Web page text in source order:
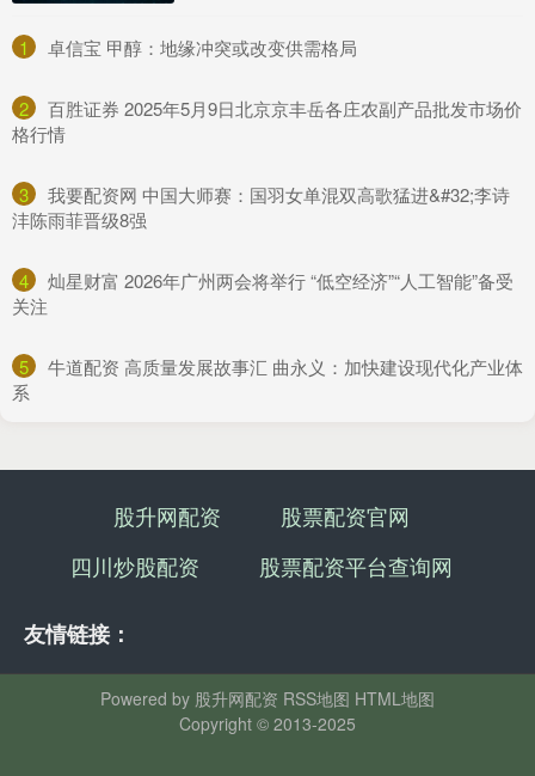
1 ​卓信宝 甲醇：地缘冲突或改变供需格局
2
​百胜证券 2025年5月9日北京京丰岳各庄农副产品批发市场价
格行情
3
​我要配资网 中国大师赛：国羽女单混双高歌猛进&#32;李诗
沣陈雨菲晋级8强
4
​灿星财富 2026年广州两会将举行 “低空经济”“人工智能”备受
关注
5
​牛道配资 高质量发展故事汇 曲永义：加快建设现代化产业体
系
股升网配资
股票配资官网
四川炒股配资
股票配资平台查询网
友情链接：
Powered by 股升网配资 RSS地图 HTML地图
Copyright © 2013-2025